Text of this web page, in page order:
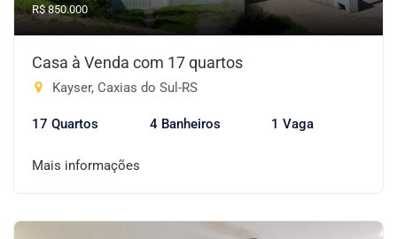
R$ 850.000
Casa à Venda com 17 quartos
Kayser, Caxias do Sul-RS
17 Quartos 4 Banheiros 1 Vaga
Mais informações